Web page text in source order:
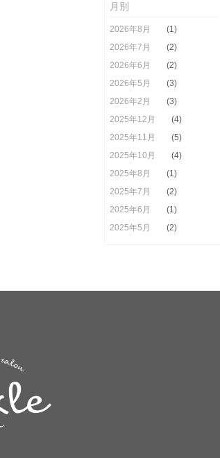
月別
2026年8月
(1)
2026年7月
(2)
2026年6月
(2)
2026年5月
(3)
2026年2月
(3)
2025年12月
(4)
2025年11月
(5)
2025年10月
(4)
2025年8月
(1)
2025年7月
(2)
2025年6月
(1)
2025年5月
(2)